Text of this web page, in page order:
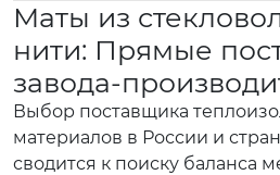
Маты из
нити: Прямые
завода-
Выбор поставщика
материалов в России и
сводится к поиску баланса